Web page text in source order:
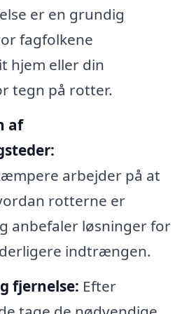
er en grundig
fagfolkene
hjem eller din
tegn på rotter.
af
arbejder på at
rotterne er
anbefaler løsninger for
indtrængen.
fjernelse: Efter